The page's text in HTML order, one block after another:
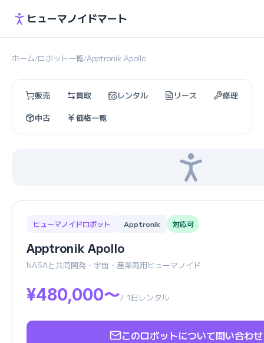
ヒューマノイドマート
ホーム/ロボット一覧/Apptronik Apollo
販売 買取 レンタル リース
修理
中古
価格一覧
ヒューマノイドロボット Apptronik 対応可
Apptronik Apollo
NASAと共同開発・宇宙・産業両用ヒューマノイド
¥480,000〜/ 1日レンタル
このロボットについて問い合わ